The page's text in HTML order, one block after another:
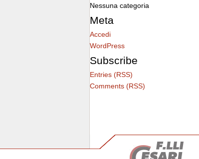
Nessuna categoria
Meta
Accedi
WordPress
Subscribe
Entries (RSS)
Comments (RSS)